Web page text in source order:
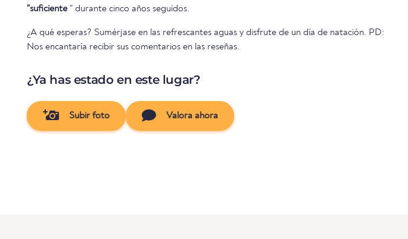
"suficiente " durante cinco años seguidos.
¿A qué esperas? Sumérjase en las refrescantes aguas y disfrute de un día de natación. PD:
Nos encantaría recibir sus comentarios en las reseñas.
¿Ya has estado en este lugar?
Subir foto Valora ahora